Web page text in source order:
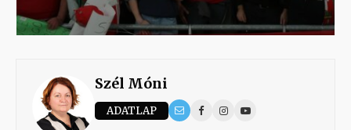
Szél Móni
ADATLAP